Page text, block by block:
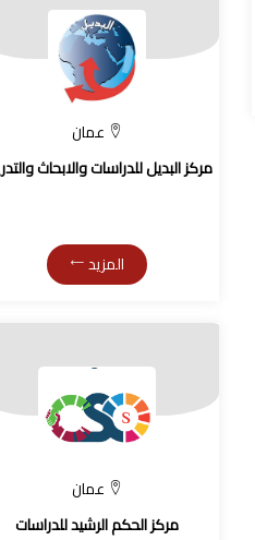
عمان
مركز البديل للدراسات والابحاث
المزيد
عمان
مركز الحكم الرشيد للدراسات